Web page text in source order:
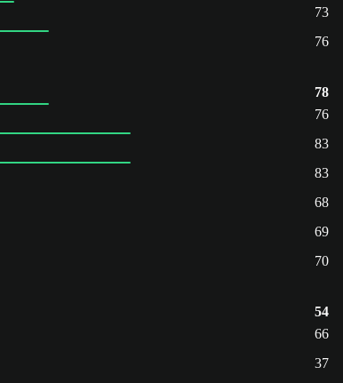
73
76
78
76
83
83
68
69
70
54
66
37